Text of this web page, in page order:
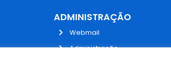
ADMINISTRAÇÃO
Webmail
Administração